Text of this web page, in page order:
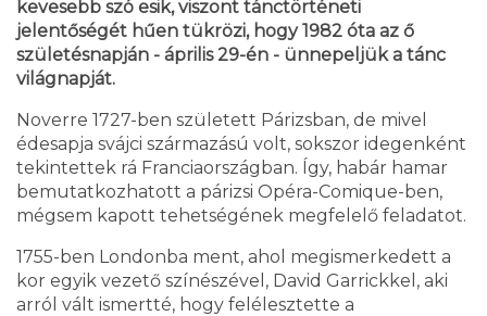
kevesebb szó esik, viszont tánctörténeti
jelentőségét hűen tükrözi, hogy 1982 óta az ő
születésnapján - április 29-én - ünnepeljük a tánc
világnapját.
Noverre 1727-ben született Párizsban, de mivel
édesapja svájci származású volt, sokszor idegenként
tekintettek rá Franciaországban. Így, habár hamar
bemutatkozhatott a párizsi Opéra-Comique-ben,
mégsem kapott tehetségének megfelelő feladatot.
1755-ben Londonba ment, ahol megismerkedett a
kor egyik vezető színészével, David Garrickkel, aki
arról vált ismertté, hogy felélesztette a